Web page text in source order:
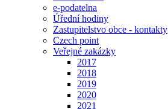
e-podatelna
Úřední hodiny
Zastupitelstvo obce - kontakty
Czech point
Veřejné zakázky
2017
2018
2019
2020
2021